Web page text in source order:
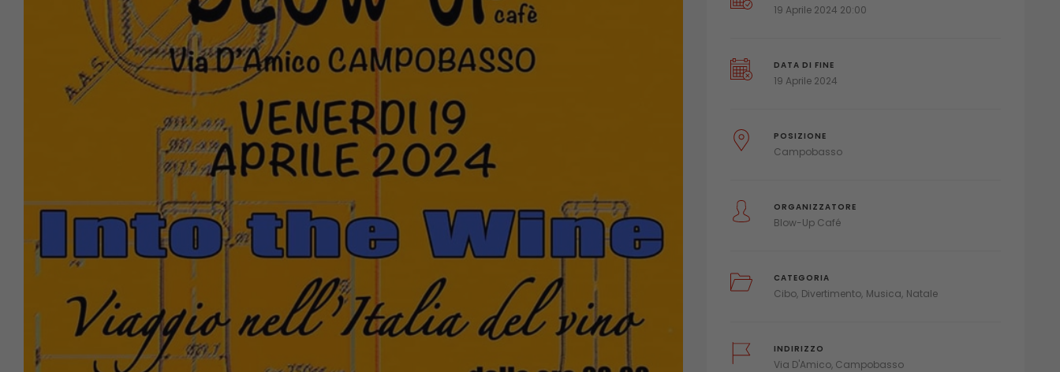
19 Aprile 2024 20:00
DATA DI FINE
19 Aprile 2024
POSIZIONE
Campobasso
ORGANIZZATORE
Blow-Up Café
CATEGORIA
Cibo Divertimento Musica Natale
INDIRIZZO
Via D'Amico, Campobasso